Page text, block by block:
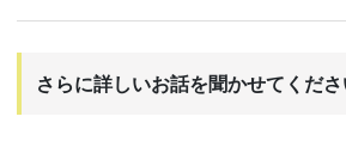
さらに詳しいお話を聞かせてくださ